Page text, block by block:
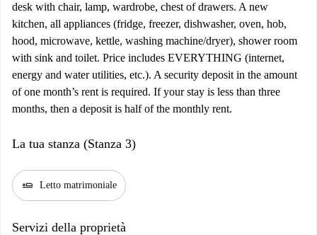
desk with chair, lamp, wardrobe, chest of drawers. A new
kitchen, all appliances (fridge, freezer, dishwasher, oven, hob,
hood, microwave, kettle, washing machine/dryer), shower room
with sink and toilet. Price includes EVERYTHING (internet,
energy and water utilities, etc.). A security deposit in the amount
of one month’s rent is required. If your stay is less than three
months, then a deposit is half of the monthly rent.
La tua stanza (Stanza 3)
airline_seat_flat Letto matrimoniale
Servizi della proprietà